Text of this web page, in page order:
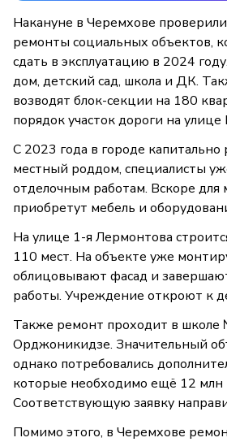
Накануне в Черемхове
ремонты социальных объектов,
сдать в эксплуатацию в 2024
дом, детский сад, школа и ДК.
возводят блок-секции на 180
порядок участок дороги на
С 2023 года в городе
местный роддом, специалисты
отделочным работам. Вскоре
приобретут мебель и
На улице 1-я Лермонтова
110 мест. На объекте уже
облицовывают фасад и
работы. Учреждение откроют к
Также ремонт проходит в школе
Орджоникидзе. Значительный
однако потребовались
которые необходимо ещё 12 млн
Соответствующую заявку
Помимо этого, в Черемхове